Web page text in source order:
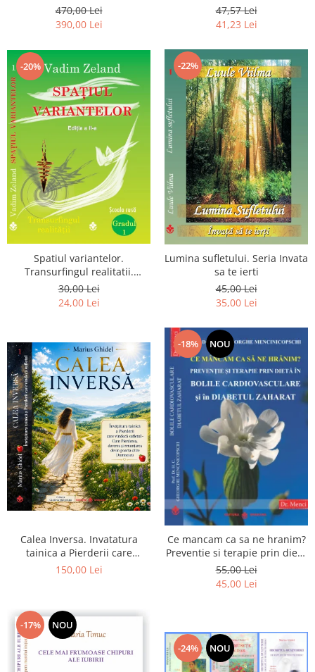
Luceafarului de Dimineata -
Gratuit)
470,00 Lei
390,00 Lei
chiar dragostea ta. Editia a 2-
a
47,57 Lei
41,23 Lei
-20%
Spatiul variantelor.
Transurfingul realitatii.
Gradul 1. Cum sa ne
dezvoltam intuitia si sa ne
30,00 Lei
24,00 Lei
-22%
Lumina sufletului. Seria Invata
sa te ierti
45,00 Lei
35,00 Lei
Calea Inversa. Invatatura
tainica a Pierderii care
vindeca sufletul - Cum
150,00 Lei
-18% NOU
Ce mancam ca sa ne hranim?
Preventie si terapie prin dieta
in bolile cardiovasculare si in
diabetul zaharat
55,00 Lei
45,00 Lei
-17% NOU
-24% NOU